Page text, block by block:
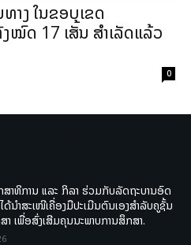
າງ ໃນຂອບເຂດ
ໝົດ 17 ເສັ້ນ ສຳເລັດແລ້ວ
0
ສາທິການ ແລະ ກິລາ ຮ່ວມກັບລັດຖະບານອົດ
ດ້ນຳສະເໜີເຄື່ອງມືປະເມີນຕົນເອງສຳລັບຄູຊັ້ນ
າ ເພື່ອສົ່ງເສີມຄຸນນະພາບການສຶກສາ.